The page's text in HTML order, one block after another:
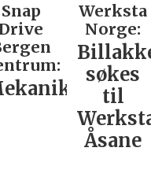
Snap
Werksta
Norge:
søkes
til
Åsane